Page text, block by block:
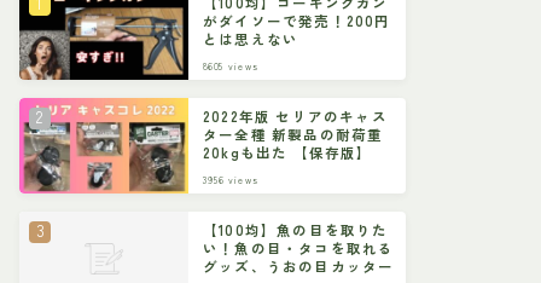
がダイソーで発売！200円
とは思えない
8605 views
2022年版 セリアのキャス
ター全種 新製品の耐荷重
20kgも出た 【保存版】
3956 views
【100均】魚の目を取りた
い！魚の目・タコを取れる
グッズ、うおの目カッター